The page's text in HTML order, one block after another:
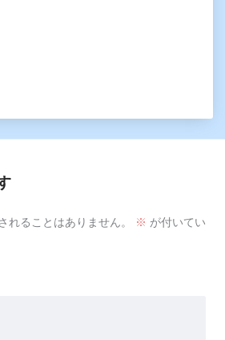
れることはありません。 ※ が付いてい